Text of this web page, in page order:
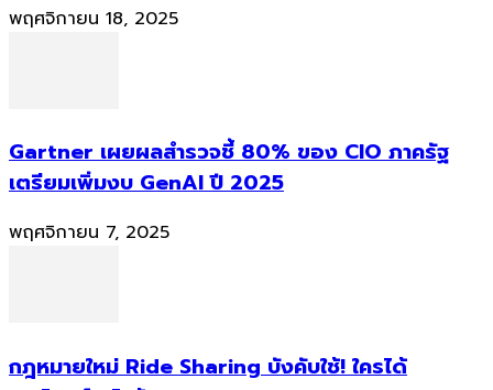
พฤศจิกายน 18, 2025
Gartner เผยผลสำรวจชี้ 80% ของ CIO ภาครัฐ
เตรียมเพิ่มงบ GenAI ปี 2025
พฤศจิกายน 7, 2025
กฎหมายใหม่ Ride Sharing บังคับใช้! ใครได้